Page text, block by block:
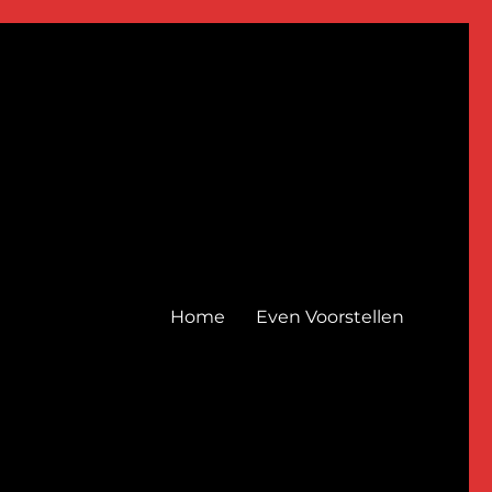
Home Even Voorstellen